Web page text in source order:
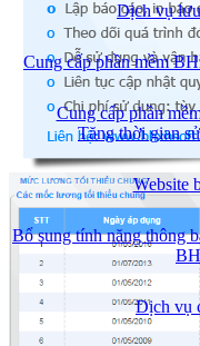
Dịch vụ
Cung cấp phần mềm
Cung cấp phần
Tăng thời gian
Website
Bổ sung tính năng thông
Dịch vụ